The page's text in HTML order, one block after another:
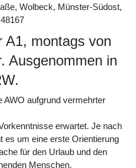
Wolbeck, Münster-Südost,
A1, montags von
Ausgenommen in
AWO aufgrund vermehrter
erwartet. Je nach
es um eine erste Orientierung
für den Urlaub und den
Menschen.